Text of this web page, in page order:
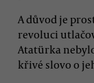
A důvod je
revoluci
Atatürka
křivé slovo o